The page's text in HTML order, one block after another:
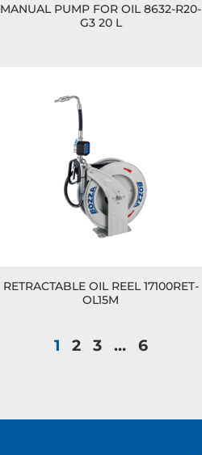
MANUAL PUMP FOR OIL 8632-R20-
G3 20 L
RETRACTABLE OIL REEL 17100RET-
OL15M
1 2 3 … 6